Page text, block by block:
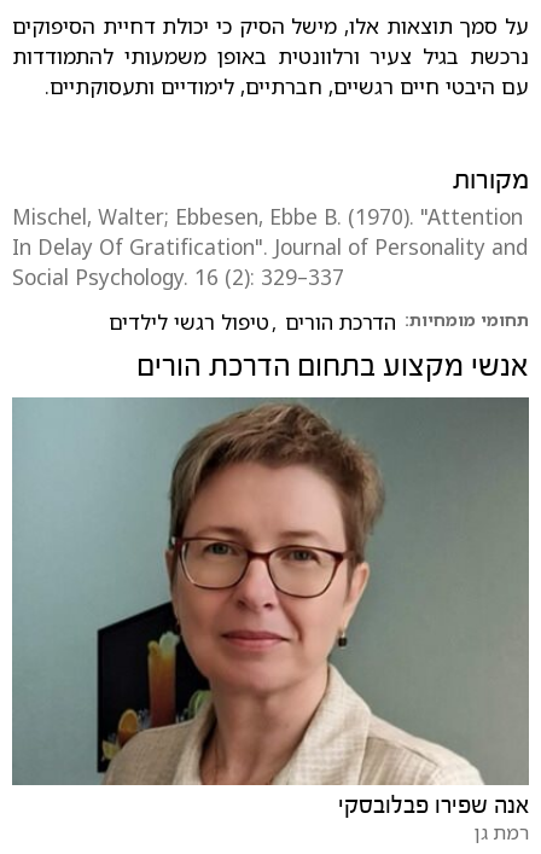
על סמך תוצאות אלו, מישל הסיק כי יכולת דחיית הסיפוקים
נרכשת בגיל צעיר ורלוונטית באופן משמעותי להתמודדות
עם היבטי חיים רגשיים, חברתיים, לימודיים ותעסוקתיים.
מקורות
Mischel, Walter; Ebbesen, Ebbe B. (1970). "Attention
In Delay Of Gratification". Journal of Personality and
Social Psychology. 16 (2): 329–337
תחומי מומחיות: הדרכת הורים ,טיפול רגשי לילדים
אנשי מקצוע בתחום הדרכת הורים
אנה שפירו פבלובסקי
רמת גן